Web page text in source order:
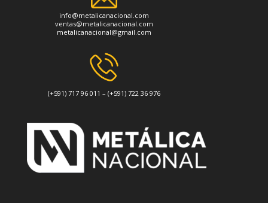
info@metalicanacional.com
ventas@metalicanacional.com
metalicanacional@gmail.com
(+591) 717 96 011 – (+591) 722 36 976